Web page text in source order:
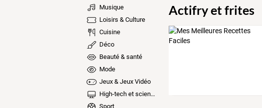
Musique
Loisirs & Culture
Cuisine
Déco
Beauté & santé
Mode
Jeux & Jeux Vidéo
High-tech et sciences
Sport
Actifry et frites